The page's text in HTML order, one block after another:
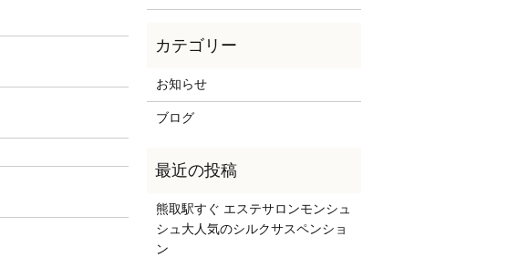
お知らせ
ブログ
熊取駅すぐ エステサロンモンシュ
シュ大人気のシルクサスペンショ
ン